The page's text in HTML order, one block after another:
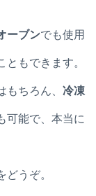
ーブンでも使用
もできます。
もちろん、 冷凍
可能で、本当に
うぞ。